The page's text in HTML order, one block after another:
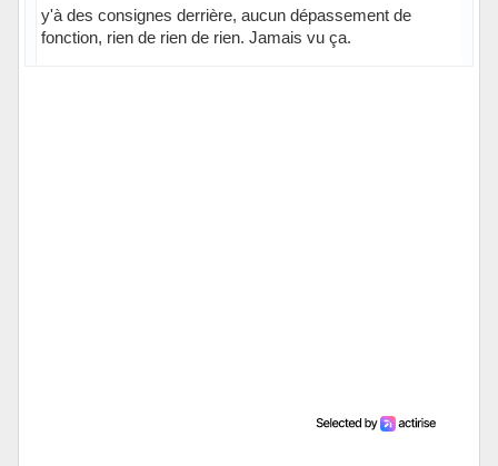
y'à des consignes derrière, aucun dépassement de
fonction, rien de rien de rien. Jamais vu ça.